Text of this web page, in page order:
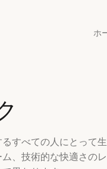
ホ
すべての人にとって
、技術的な快適さの